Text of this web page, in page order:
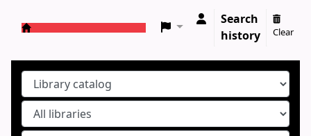
Search
history
Clear